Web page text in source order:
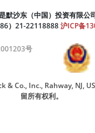
默沙东（中国）投资有限公
）21-22118888 沪ICP备
号
& Co., Inc., Rahway, NJ,
留所有权利。